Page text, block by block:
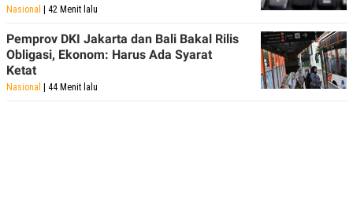
Nasional | 42 Menit lalu
Pemprov DKI Jakarta dan Bali Bakal Rilis
Obligasi, Ekonom: Harus Ada Syarat
Ketat
Nasional | 44 Menit lalu